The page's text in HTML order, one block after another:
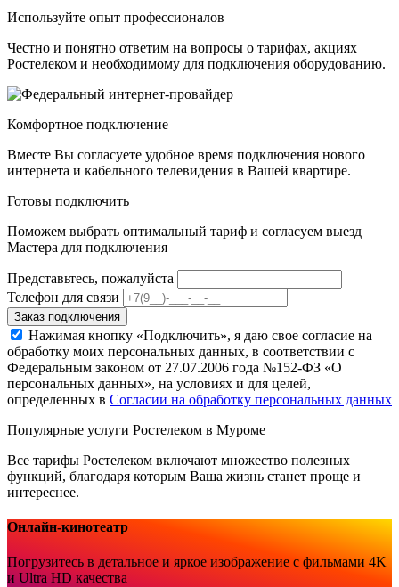
Используйте опыт профессионалов
Честно и понятно ответим на вопросы о тарифах, акциях
Ростелеком и необходимому для подключения оборудованию.
Комфортное подключение
Вместе Вы согласуете удобное время подключения нового
интернета и кабельного телевидения в Вашей квартире.
Готовы подключить
Поможем выбрать оптимальный тариф и согласуем выезд
Мастера для подключения
Представьтесь, пожалуйста
Телефон для связи
Заказ подключения
Нажимая кнопку «Подключить», я даю свое согласие на
обработку моих персональных данных, в соответствии с
Федеральным законом от 27.07.2006 года №152-ФЗ «О
персональных данных», на условиях и для целей,
определенных в Согласии на обработку персональных данных
Популярные услуги Ростелеком в Муроме
Все тарифы Ростелеком включают множество полезных
функций, благодаря которым Ваша жизнь станет проще и
интереснее.
Онлайн-кинотеатр
Погрузитесь в детальное и яркое изображение с фильмами 4K
и Ultra HD качества